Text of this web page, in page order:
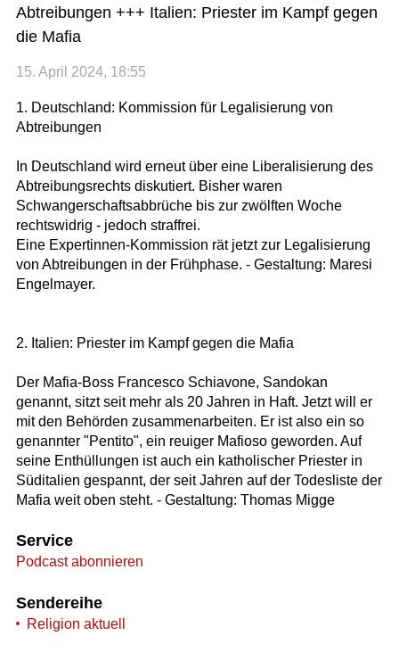
Abtreibungen +++ Italien: Priester im Kampf gegen
die Mafia
15. April 2024, 18:55
1. Deutschland: Kommission für Legalisierung von
Abtreibungen
In Deutschland wird erneut über eine Liberalisierung des
Abtreibungsrechts diskutiert. Bisher waren
Schwangerschaftsabbrüche bis zur zwölften Woche
rechtswidrig - jedoch straffrei.
Eine Expertinnen-Kommission rät jetzt zur Legalisierung
von Abtreibungen in der Frühphase. - Gestaltung: Maresi
Engelmayer.
2. Italien: Priester im Kampf gegen die Mafia
Der Mafia-Boss Francesco Schiavone, Sandokan
genannt, sitzt seit mehr als 20 Jahren in Haft. Jetzt will er
mit den Behörden zusammenarbeiten. Er ist also ein so
genannter "Pentito", ein reuiger Mafioso geworden. Auf
seine Enthüllungen ist auch ein katholischer Priester in
Süditalien gespannt, der seit Jahren auf der Todesliste der
Mafia weit oben steht. - Gestaltung: Thomas Migge
Service
Podcast abonnieren
Sendereihe
Religion aktuell